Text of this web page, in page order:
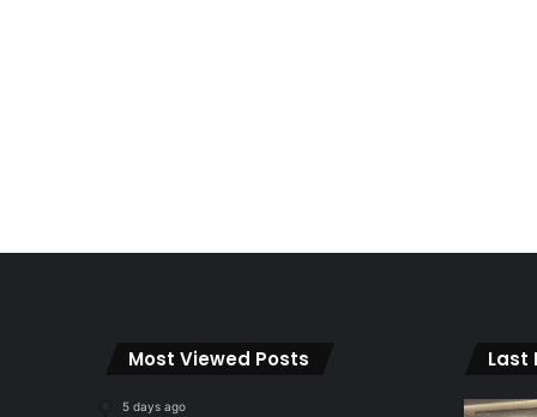
Most Viewed Posts
5 days ago
Last